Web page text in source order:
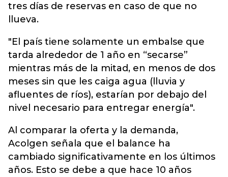
tres días de reservas en caso de que no
llueva.
"El país tiene solamente un embalse que
tarda alrededor de 1 año en “secarse”
mientras más de la mitad, en menos de dos
meses sin que les caiga agua (lluvia y
afluentes de ríos), estarían por debajo del
nivel necesario para entregar energía".
Al comparar la oferta y la demanda,
Acolgen señala que el balance ha
cambiado significativamente en los últimos
años. Esto se debe a que hace 10 años